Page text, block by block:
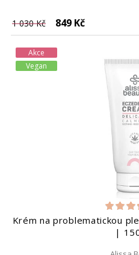
1 030 Kč 849 Kč
Akce
Vegan
Krém na problematickou
|